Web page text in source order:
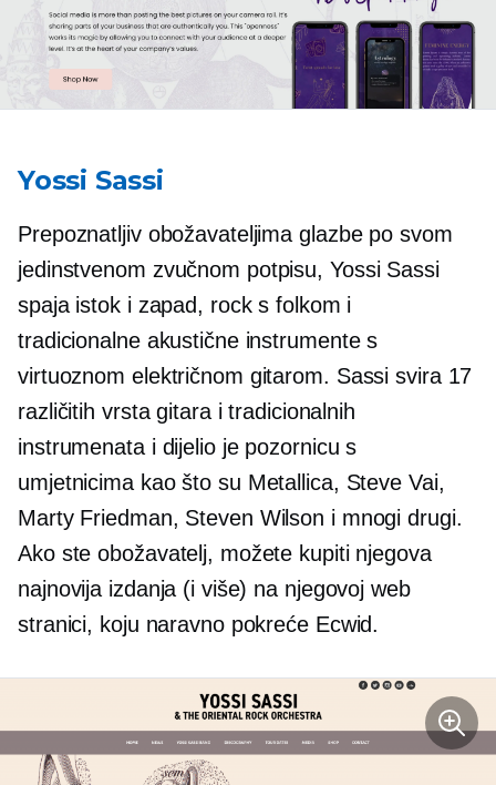
Yossi Sassi
Prepoznatljiv obožavateljima glazbe po svom
jedinstvenom zvučnom potpisu, Yossi Sassi
spaja istok i zapad, rock s folkom i
tradicionalne akustične instrumente s
virtuoznom električnom gitarom. Sassi svira 17
različitih vrsta gitara i tradicionalnih
instrumenata i dijelio je pozornicu s
umjetnicima kao što su Metallica, Steve Vai,
Marty Friedman, Steven Wilson i mnogi drugi.
Ako ste obožavatelj, možete kupiti njegova
najnovija izdanja (i više) na njegovoj web
stranici, koju naravno pokreće Ecwid.